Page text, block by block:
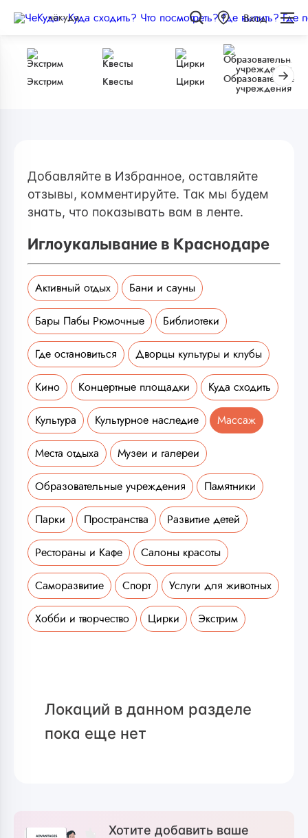
чёкуда Вход
Экстрим Квесты Цирки
Образовательные
учреждения
Добавляйте в Избранное, оставляйте
отзывы, комментируйте. Так мы будем
знать, что показывать вам в ленте.
Иглоукалывание в Краснодаре
Активный отдых Бани и сауны
Бары Пабы Рюмочные Библиотеки
Где остановиться Дворцы культуры и клубы
Кино Концертные площадки Куда сходить
Культура Культурное наследие Массаж
Места отдыха Музеи и галереи
Образовательные учреждения Памятники
Парки Пространства Развитие детей
Рестораны и Кафе Салоны красоты
Саморазвитие Спорт Услуги для животных
Хобби и творчество Цирки Экстрим
Локаций в данном разделе
пока еще нет
Хотите добавить ваше